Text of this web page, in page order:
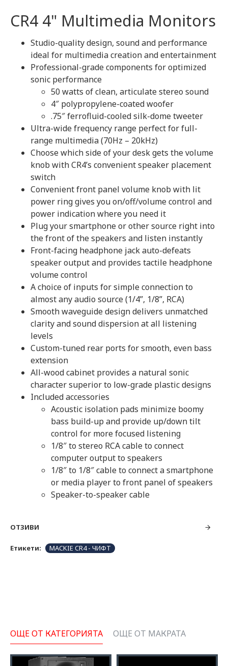
CR4 4" Multimedia Monitors
Studio-quality design, sound and performance
ideal for multimedia creation and entertainment
Professional-grade components for optimized
sonic performance
50 watts of clean, articulate stereo sound
4″ polypropylene-coated woofer
.75″ ferrofluid-cooled silk-dome tweeter
Ultra-wide frequency range perfect for full-
range multimedia (70Hz – 20kHz)
Choose which side of your desk gets the volume
knob with CR4’s convenient speaker placement
switch
Convenient front panel volume knob with lit
power ring gives you on/off/volume control and
power indication where you need it
Plug your smartphone or other source right into
the front of the speakers and listen instantly
Front-facing headphone jack auto-defeats
speaker output and provides tactile headphone
volume control
A choice of inputs for simple connection to
almost any audio source (1/4”, 1/8”, RCA)
Smooth waveguide design delivers unmatched
clarity and sound dispersion at all listening
levels
Custom-tuned rear ports for smooth, even bass
extension
All-wood cabinet provides a natural sonic
character superior to low-grade plastic designs
Included accessories
Acoustic isolation pads minimize boomy
bass build-up and provide up/down tilt
control for more focused listening
1/8″ to stereo RCA cable to connect
computer output to speakers
1/8″ to 1/8″ cable to connect a smartphone
or media player to front panel of speakers
Speaker-to-speaker cable
ОТЗИВИ
Етикети: MACKIE CR4 - ЧИФТ
ОЩЕ ОТ КАТЕГОРИЯТА ОЩЕ ОТ МАКРАТА